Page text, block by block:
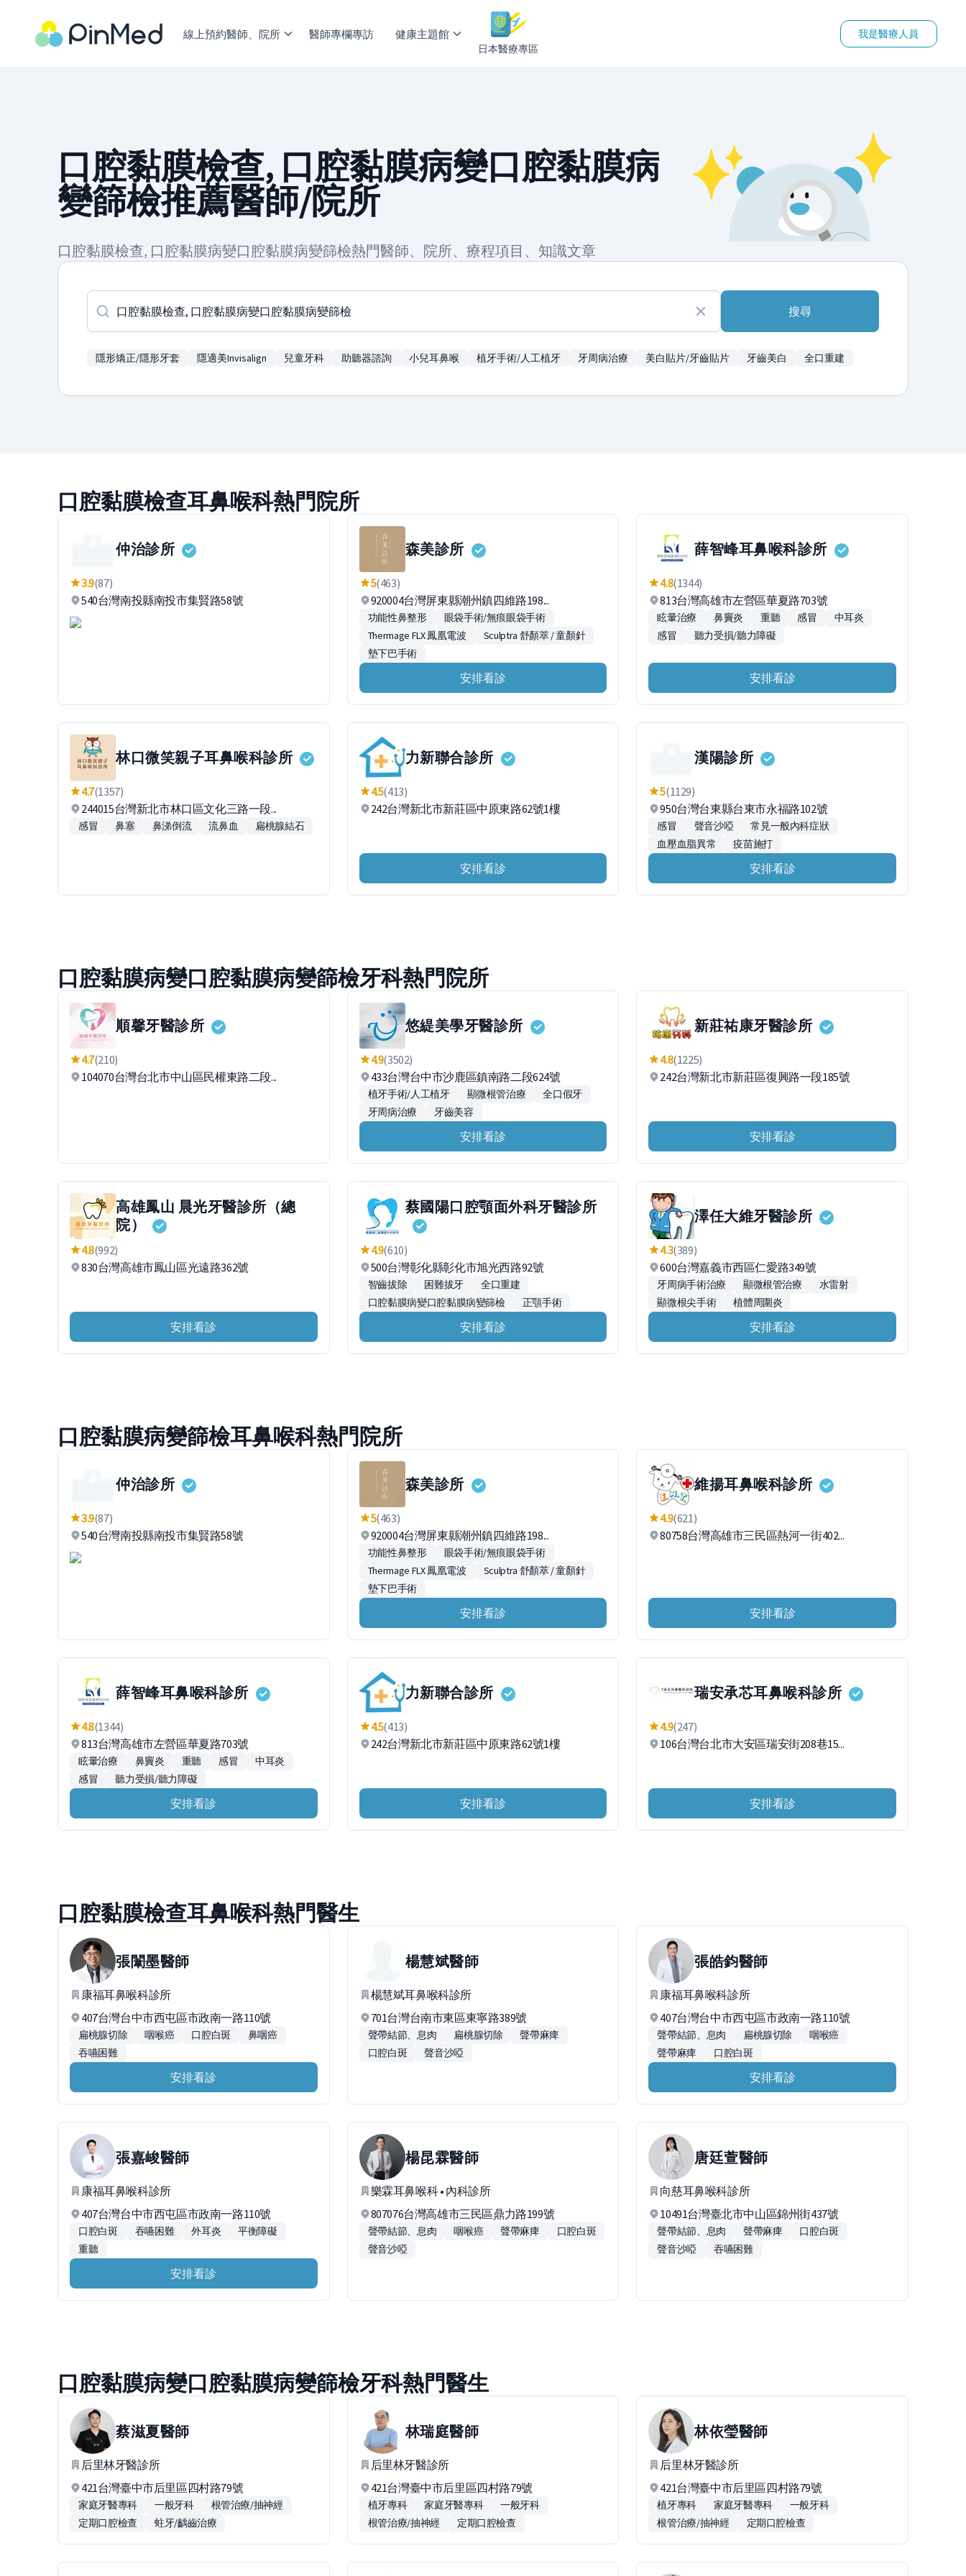
線上預約醫師、院所 醫師專欄專訪 健康主題館
日本醫療專區
我是醫療人員
口腔黏膜檢查, 口腔黏膜病變口腔黏膜病
變篩檢推薦醫師/院所
口腔黏膜檢查, 口腔黏膜病變口腔黏膜病變篩檢熱門醫師、院所、療程項目、知識文章
搜尋
隱形矯正/隱形牙套 隱適美Invisalign 兒童牙科 助聽器諮詢 小兒耳鼻喉 植牙手術/人工植牙 牙周病治療 美白貼片/牙齒貼片 牙齒美白 全口重建
口腔黏膜檢查耳鼻喉科熱門院所
仲治診所
3.9(87)
540台灣南投縣南投市集賢路58號
森美診所
5(463)
920004台灣屏東縣潮州鎮四維路198...
功能性鼻整形
眼袋手術/無痕眼袋手術
Thermage FLX 鳳凰電波
Sculptra 舒顏萃 / 童顏針
墊下巴手術
安排看診
薛智峰耳鼻喉科診所
4.8(1344)
813台灣高雄市左營區華夏路703號
眩暈治療 鼻竇炎 重聽 感冒
中耳炎
感冒
聽力受損/聽力障礙
安排看診
林口微笑親子耳鼻喉科診所
4.7(1357)
244015台灣新北市林口區文化三路一段...
感冒 鼻塞 鼻涕倒流 流鼻血 扁桃腺結石
力新聯合診所
4.5(413)
242台灣新北市新莊區中原東路62號1樓
安排看診
漢陽診所
5(1129)
950台灣台東縣台東市永福路102號
感冒 聲音沙啞
常見一般內科症狀
血壓血脂異常
疫苗施打
安排看診
口腔黏膜病變口腔黏膜病變篩檢牙科熱門院所
順馨牙醫診所
4.7(210)
104070台灣台北市中山區民權東路二段...
悠緹美學牙醫診所
4.9(3502)
433台灣台中市沙鹿區鎮南路二段624號
植牙手術/人工植牙 顯微根管治療
全口假牙
牙周病治療
牙齒美容
安排看診
新莊祐康牙醫診所
4.8(1225)
242台灣新北市新莊區復興路一段185號
安排看診
高雄鳳山 晨光牙醫診所（總
院）
4.8(992)
830台灣高雄市鳳山區光遠路362號
安排看診
蔡國陽口腔顎面外科牙醫診所
4.9(610)
500台灣彰化縣彰化市旭光西路92號
智齒拔除 困難拔牙
全口重建
口腔黏膜病變口腔黏膜病變篩檢
正顎手術
安排看診
澤任大維牙醫診所
4.3(389)
600台灣嘉義市西區仁愛路349號
牙周病手術治療 顯微根管治療
水雷射
顯微根尖手術
植體周圍炎
安排看診
口腔黏膜病變篩檢耳鼻喉科熱門院所
仲治診所
3.9(87)
540台灣南投縣南投市集賢路58號
森美診所
5(463)
920004台灣屏東縣潮州鎮四維路198...
功能性鼻整形
眼袋手術/無痕眼袋手術
Thermage FLX 鳳凰電波
Sculptra 舒顏萃 / 童顏針
墊下巴手術
安排看診
維揚耳鼻喉科診所
4.9(621)
80758台灣高雄市三民區熱河一街402...
安排看診
薛智峰耳鼻喉科診所
4.8(1344)
813台灣高雄市左營區華夏路703號
眩暈治療 鼻竇炎 重聽 感冒
中耳炎
感冒
聽力受損/聽力障礙
安排看診
力新聯合診所
4.5(413)
242台灣新北市新莊區中原東路62號1樓
安排看診
瑞安承芯耳鼻喉科診所
4.9(247)
106台灣台北市大安區瑞安街208巷15...
安排看診
口腔黏膜檢查耳鼻喉科熱門醫生
張闈墨醫師
康福耳鼻喉科診所
407台灣台中市西屯區市政南一路110號
扁桃腺切除 咽喉癌 口腔白斑
鼻咽癌
吞嚥困難
安排看診
楊慧斌醫師
楊慧斌耳鼻喉科診所
701台灣台南市東區東寧路389號
聲帶結節、息肉 扁桃腺切除
聲帶麻痺
口腔白斑
聲音沙啞
張皓鈞醫師
康福耳鼻喉科診所
407台灣台中市西屯區市政南一路110號
聲帶結節、息肉 扁桃腺切除
咽喉癌
聲帶麻痺
口腔白斑
安排看診
張嘉峻醫師
康福耳鼻喉科診所
407台灣台中市西屯區市政南一路110號
口腔白斑 吞嚥困難 外耳炎
平衡障礙
重聽
安排看診
楊昆霖醫師
樂霖耳鼻喉科 • 內科診所
807076台灣高雄市三民區鼎力路199號
聲帶結節、息肉 咽喉癌 聲帶麻痺
口腔白斑
聲音沙啞
唐廷萱醫師
向慈耳鼻喉科診所
10491台灣臺北市中山區錦州街437號
聲帶結節、息肉 聲帶麻痺
口腔白斑
聲音沙啞
吞嚥困難
口腔黏膜病變口腔黏膜病變篩檢牙科熱門醫生
蔡滋夏醫師
后里林牙醫診所
421台灣臺中市后里區四村路79號
家庭牙醫專科 一般牙科
根管治療/抽神經
定期口腔檢查
蛀牙/齲齒治療
林瑞庭醫師
后里林牙醫診所
421台灣臺中市后里區四村路79號
植牙專科 家庭牙醫專科
一般牙科
根管治療/抽神經
定期口腔檢查
林依瑩醫師
后里林牙醫診所
421台灣臺中市后里區四村路79號
植牙專科 家庭牙醫專科
一般牙科
根管治療/抽神經
定期口腔檢查